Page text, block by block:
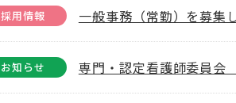
採用情報 一般事務（常勤）を募集
お知らせ 専門・認定看護師委員